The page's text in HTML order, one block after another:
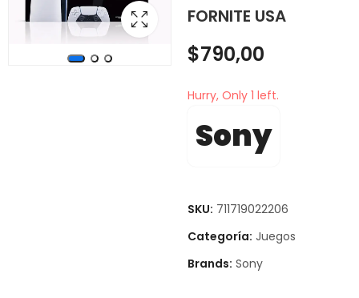
FORNITE USA
$790,00
Hurry, Only 1 left.
Sony
SKU: 711719022206
Categoría: Juegos
Brands: Sony